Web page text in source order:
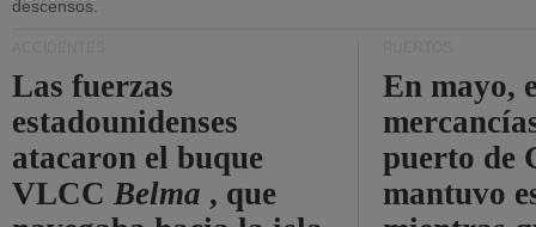
descensos.
Las fuerzas
estadounidenses
atacaron el buque
VLCCBelma , que
En mayo,
puerto de
mantuvo